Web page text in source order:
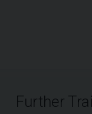
Further